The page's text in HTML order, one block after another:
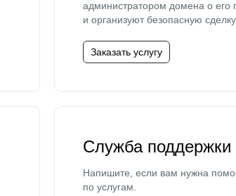
администратором домена о
и организуют безопасную сделку.
Заказать услугу
Служба поддержки
Напишите, если вам нужна
по услугам.